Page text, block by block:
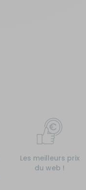
Les meilleurs prix
du web !